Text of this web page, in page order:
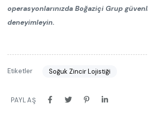
operasyonlarınızda Boğaziçi Grup
deneyimleyin.
Etiketler Soğuk Zincir Lojistiği
PAYLAŞ